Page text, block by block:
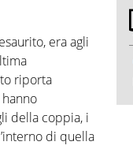
era agli
riporta
della coppia, i
di quella